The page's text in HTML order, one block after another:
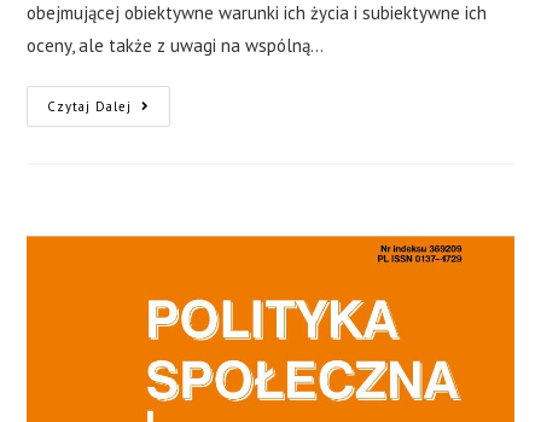
obejmującej obiektywne warunki ich życia i subiektywne ich
oceny, ale także z uwagi na wspólną…
Czytaj Dalej